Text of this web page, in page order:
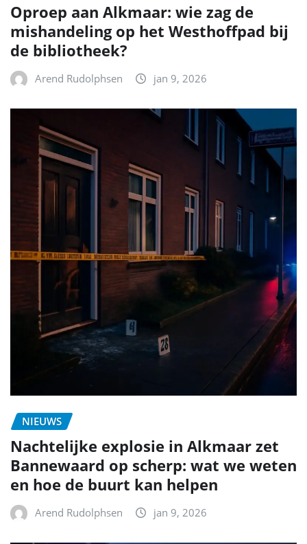
Oproep aan Alkmaar: wie zag de
mishandeling op het Westhoffpad bij
de bibliotheek?
Arend Rudolphsen jan 9, 2026
NIEUWS
Nachtelijke explosie in Alkmaar zet
Bannewaard op scherp: wat we weten
en hoe de buurt kan helpen
Arend Rudolphsen jan 9, 2026